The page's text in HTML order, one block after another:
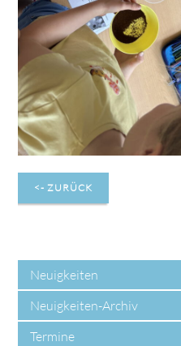
<- ZURÜCK
Neuigkeiten
Neuigkeiten-Archiv
Termine